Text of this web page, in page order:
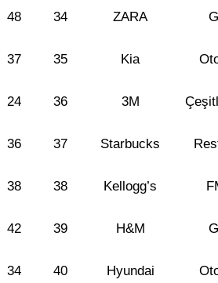
48 34 ZARA
37 35 Kia
24 36 3M
36 37 Starbucks
38 38 Kellogg’s
42 39 H&M
34 40 Hyundai